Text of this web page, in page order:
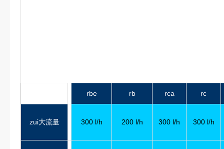
rbe rb rca rc
zui大流量 300 l/h 200 l/h 300 l/h 300 l/h